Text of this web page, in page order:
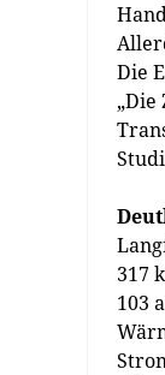
Die
317
103